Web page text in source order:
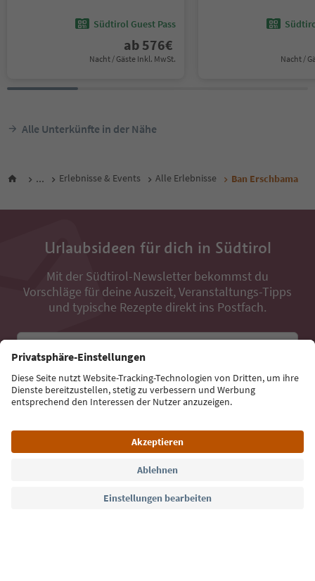
Südtirol Guest Pass
ab 576€
Nacht / Gäste Inkl. MwSt. Nacht /
Alle Unterkünfte in der Nähe
... Erlebnisse & Events Alle Erlebnisse Ban Erschbama
Urlaubsideen für dich in Südtirol
Mit der Südtirol-Newsletter bekommst du
Vorschläge für deine Auszeit, Veranstaltungs-Tipps
und typische Rezepte direkt ins Postfach.
Jetzt anmelden